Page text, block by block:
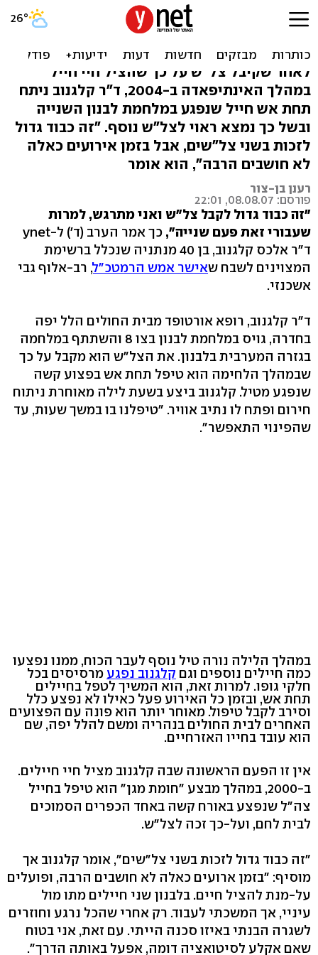
גיבור סדרתי: צל"ש שני לד"ר
אלכס קלגנוב
לאחר שקיבל צל"ש על כך שהציל חיי חייל
במהלך האינתיפאדה ב-2004, ד"ר קלגנוב ניתח
תחת אש חייל שנפגע במלחמת לבנון השנייה
ובשל כך נמצא ראוי לצל"ש נוסף. "זה כבוד גדול
לזכות בשני צל"שים, אבל בזמן אירועים כאלה
לא חושבים הרבה", הוא אומר
רענן בן-צור
פורסם: 08.08.07, 22:01
"זה כבוד גדול לקבל צל"ש ואני מתרגש, למרות
שעבורי זאת פעם שנייה",
כך אמר הערב (ד') ל-ynet
ד"ר אלכס קלגנוב, בן 40 מנתניה שנכלל ברשימת
המצוינים לשבח שאישר אמש הרמטכ"ל, רב-אלוף גבי
אשכנזי.
ד"ר קלגנוב, רופא אורטופד מבית החולים הלל יפה
בחדרה, גויס במלחמת לבנון בצו 8 והשתתף במלחמה
בגזרה המערבית בלבנון. את הצל"ש הוא מקבל על כך
שבמהלך הלחימה הוא טיפל תחת אש בפצוע קשה
שנפגע מטיל. קלגנוב ביצע בשעת לילה מאוחרת ניתוח
חירום ופתח לו נתיב אוויר. "טיפלנו בו במשך שעות, עד
שהפינוי התאפשר".
במהלך הלילה נורה טיל נוסף לעבר הכוח, ממנו נפצעו
כמה חיילים נוספים וגם קלגנוב נפגע מרסיסים בכל
חלקי גופו. למרות זאת, הוא המשיך לטפל בחיילים
תחת אש, ובזמן כל האירוע פעל כאילו לא נפצע כלל
וסירב לקבל טיפול. מאוחר יותר הוא פונה עם הפצועים
האחרים לבית החולים בנהריה ומשם להלל יפה, שם
הוא עובד בחייו האזרחיים.
אין זו הפעם הראשונה שבה קלגנוב מציל חיי חיילים.
ב-2000, במהלך מבצע "חומת מגן" הוא טיפל בחייל
צה"ל שנפצע באורח קשה באחד הכפרים הסמוכים
לבית לחם, ועל-כך זכה לצל"ש.
"זה כבוד גדול לזכות בשני צל"שים", אומר קלגנוב אך
מוסיף: "בזמן ארועים כאלה לא חושבים הרבה, ופועלים
על-מנת להציל חיים. בלבנון שני חיילים מתו מול
עיניי, אך המשכתי לעבוד. רק אחרי שהכל נרגע וחוזרים
לשגרה הבנתי באיזו סכנה הייתי. עם זאת, אני בטוח
שאם אקלע לסיטואציה דומה, אפעל באותה הדרך".